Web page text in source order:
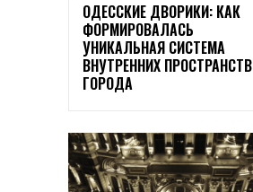
ОДЕССКИЕ ДВОРИКИ: КАК
ФОРМИРОВАЛАСЬ
УНИКАЛЬНАЯ СИСТЕМА
ВНУТРЕННИХ ПРОСТРАНСТВ
ГОРОДА